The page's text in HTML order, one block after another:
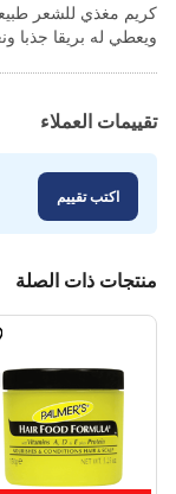
كريم مغذي للشعر
ويعطي له بريقا جذبا
تقييمات العملاء
اكتب تقييم
منتجات ذات الصلة